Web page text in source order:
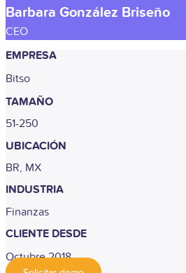
Barbara González Briseño
CEO
EMPRESA
Bitso
TAMAÑO
51-250
UBICACIÓN
BR, MX
INDUSTRIA
Finanzas
CLIENTE DESDE
Octubre 2018